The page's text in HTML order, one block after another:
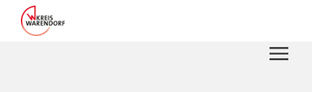
Zum Header
Zum Hauptinhalt
Zum Footer
Zum Hauptinhalt springen